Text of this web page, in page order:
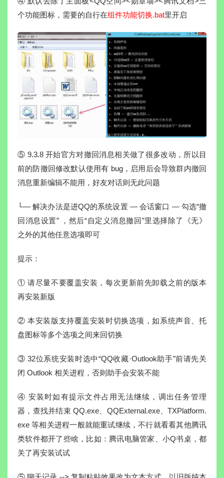
个功能图标，需要的自行在组件功能切换.bat里开启
⑤ 9.3.8 开始官方对撤回消息相关做了很多改动，所以目
前的防撤回修改默认使用有 bug，启用后会导致群内撤回
消息重新编辑不能用，好友对话则无此问题
└— 解决办法是进QQ的系统设置 — 会话窗口 — 勾选“撤
回消息设置” ，然后“自定义消息撤回”里选择除了《无》
之外的其他任意选项即可
提示：
① 请尽量不要覆盖安装，每次更新前先卸载之前的版本
再安装新版
② 本安装版支持覆盖安装时切换选项，如系统声音、托
盘图标等多个选项之间来回切换
③ 32位系统安装时选中“QQ收藏·Outlook助手”前请先关
闭 Outlook 相关进程，否则助手会安装不能
④ 安装时如有提示文件占用无法继续，调出任务管理
器，查找并结束 QQ.exe、QQExternal.exe、TXPlatform.
exe 等相关进程一般就能重试继续，不行就看看其他腾讯
类软件都开了些啥，比如：腾讯电脑管家、小Q书桌，都
关了再安装试试